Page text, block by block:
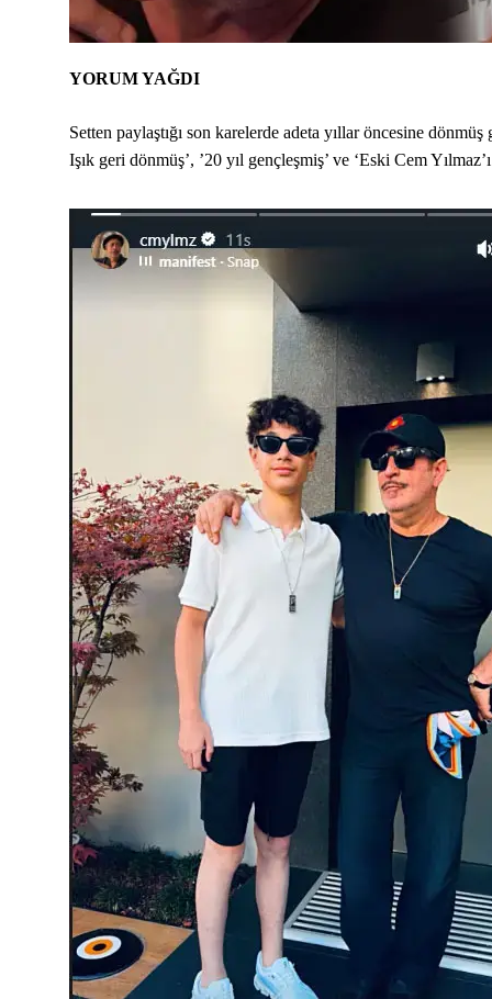
YORUM YAĞDI
Setten paylaştığı son karelerde adeta yıllar öncesine
Işık geri dönmüş’, ’20 yıl gençleşmiş’ ve ‘Eski Cem